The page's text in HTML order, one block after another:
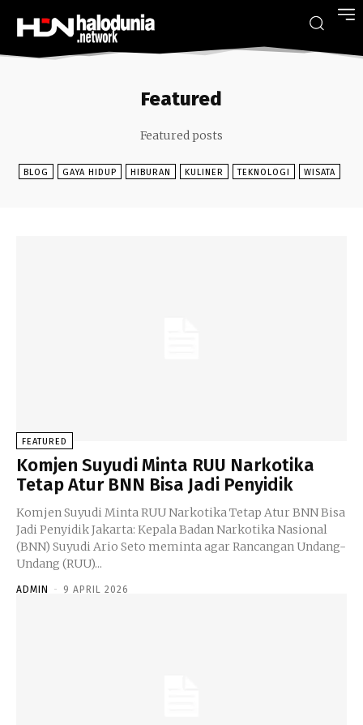
Featured
Featured posts
BLOG GAYA HIDUP HIBURAN KULINER TEKNOLOGI WISATA
FEATURED
Komjen Suyudi Minta RUU Narkotika
Tetap Atur BNN Bisa Jadi Penyidik
Komjen Suyudi Minta RUU Narkotika Tetap Atur BNN Bisa
Jadi Penyidik Jakarta: Kepala Badan Narkotika Nasional
(BNN) Suyudi Ario Seto meminta agar Rancangan Undang-
Undang (RUU)...
ADMIN - 9 APRIL 2026